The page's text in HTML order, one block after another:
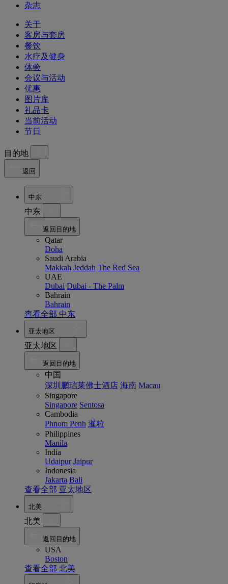
杂志
关于
客房与套房
餐饮
水疗及健身
体验
会议与活动
优惠
图片库
礼品卡
当前活动
节日
目的地
返回
中东
中东
返回目的地
Qatar
Doha
Saudi Arabia
Makkah Jeddah The Red Sea
UAE
Dubai Dubai - The Palm
Bahrain
Bahrain
查看全部 中东
亚太地区
亚太地区
返回目的地
中国
深圳鹏瑞莱佛士酒店 海南 Macau
Singapore
Singapore Sentosa
Cambodia
Phnom Penh 暹粒
Philippines
Manila
India
Udaipur Jaipur
Indonesia
Jakarta Bali
查看全部 亚太地区
北美
北美
返回目的地
USA
Boston
查看全部 北美